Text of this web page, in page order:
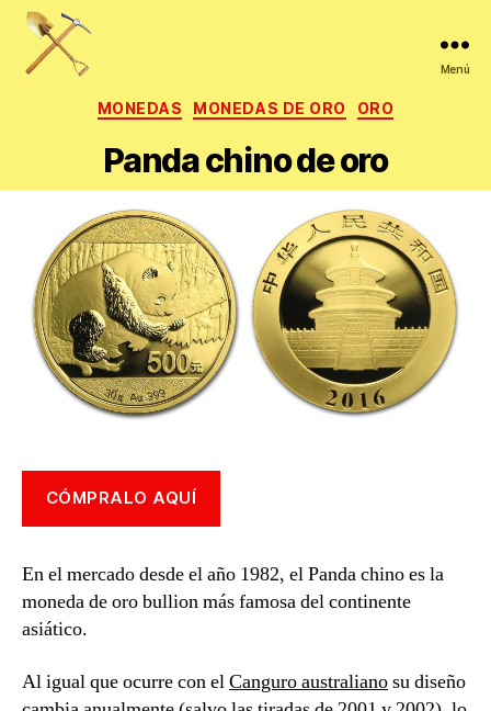
Menú
Categorías
MONEDAS MONEDAS DE ORO ORO
Panda chino de oro
CÓMPRALO AQUÍ
En el mercado desde el año 1982, el Panda chino es la
moneda de oro bullion más famosa del continente
asiático.
Al igual que ocurre con elCanguro australianosu diseño